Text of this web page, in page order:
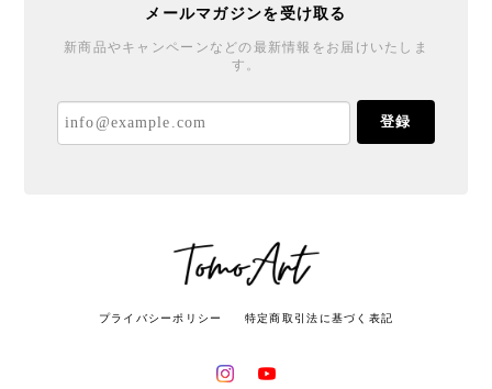
メールマガジンを受け取る
新商品やキャンペーンなどの最新情報をお届けいたしま
す。
登録
プライバシーポリシー 特定商取引法に基づく表記